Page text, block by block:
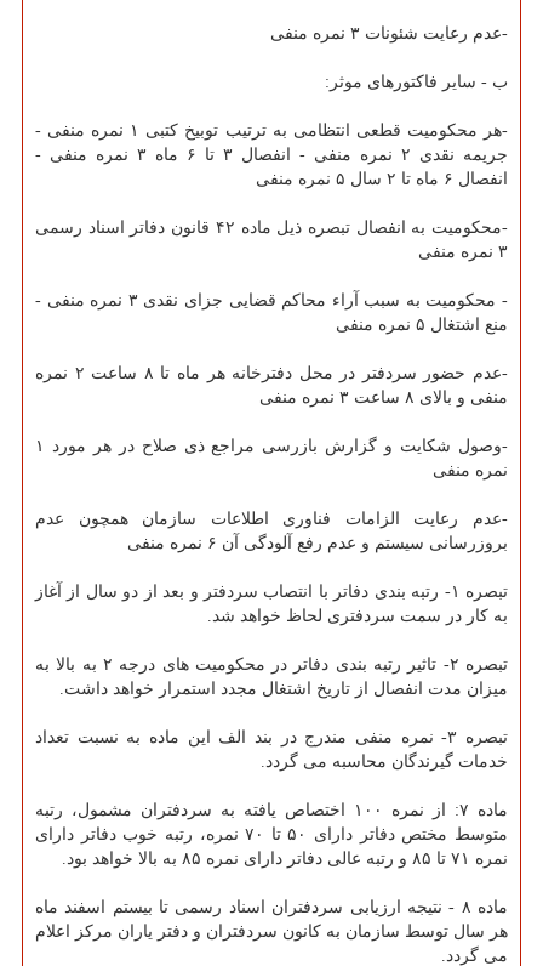
-عدم رعایت شئونات ۳ نمره منفی
ب - سایر فاکتورهای موثر:
-هر محکومیت قطعی انتظامی به ترتیب توبیخ کتبی ۱ نمره منفی -
جریمه نقدی ۲ نمره منفی - انفصال ۳ تا ۶ ماه ۳ نمره منفی -
انفصال ۶ ماه تا ۲ سال ۵ نمره منفی
-محکومیت به انفصال تبصره ذیل ماده ۴۲ قانون دفاتر اسناد رسمی
۳ نمره منفی
- محکومیت به سبب آراء محاکم قضایی جزای نقدی ۳ نمره منفی -
منع اشتغال ۵ نمره منفی
-عدم حضور سردفتر در محل دفترخانه هر ماه تا ۸ ساعت ۲ نمره
منفی و بالای ۸ ساعت ۳ نمره منفی
-وصول شکایت و گزارش بازرسی مراجع ذی صلاح در هر مورد ۱
نمره منفی
-عدم رعایت الزامات فناوری اطلاعات سازمان همچون عدم
بروزرسانی سیستم و عدم رفع آلودگی آن ۶ نمره منفی
تبصره ۱- رتبه بندی دفاتر با انتصاب سردفتر و بعد از دو سال از آغاز
به کار در سمت سردفتری لحاظ خواهد شد.
تبصره ۲- تاثیر رتبه بندی دفاتر در محکومیت های درجه ۲ به بالا به
میزان مدت انفصال از تاریخ اشتغال مجدد استمرار خواهد داشت.
تبصره ۳- نمره منفی مندرج در بند الف این ماده به نسبت تعداد
خدمات گیرندگان محاسبه می گردد.
ماده ۷: از نمره ۱۰۰ اختصاص یافته به سردفتران مشمول، رتبه
متوسط مختص دفاتر دارای ۵۰ تا ۷۰ نمره، رتبه خوب دفاتر دارای
نمره ۷۱ تا ۸۵ و رتبه عالی دفاتر دارای نمره ۸۵ به بالا خواهد بود.
ماده ۸ - نتیجه ارزیابی سردفتران اسناد رسمی تا بیستم اسفند ماه
هر سال توسط سازمان به کانون سردفتران و دفتر یاران مرکز اعلام
می گردد.